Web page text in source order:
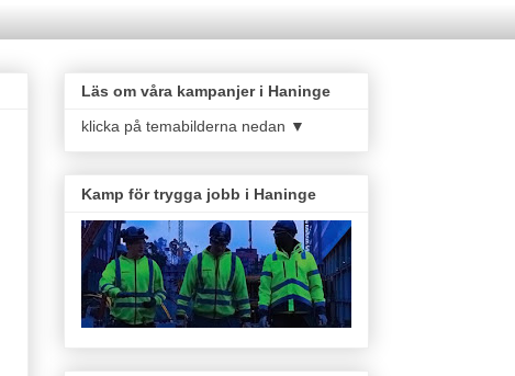
Läs om våra kampanjer i Haninge
klicka på temabilderna nedan ▼
Kamp för trygga jobb i Haninge